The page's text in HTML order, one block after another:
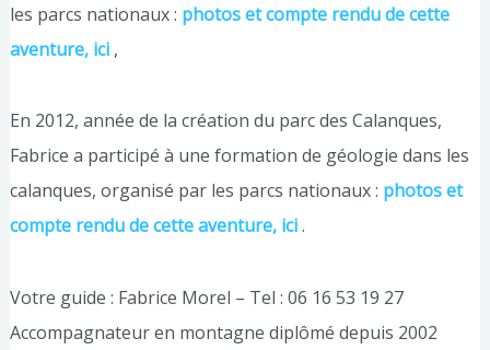
les parcs nationaux : photos et compte rendu de cette
aventure, ici,
En 2012, année de la création du parc des Calanques,
Fabrice a participé à une formation de géologie dans les
calanques, organisé par les parcs nationaux : photos et
compte rendu de cette aventure, ici.
Votre guide : Fabrice Morel – Tel : 06 16 53 19 27
Accompagnateur en montagne diplômé depuis 2002